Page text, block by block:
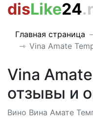
disLike24
Главная страница
Vina Amate
Vina
отзывы и
Вино Вина Амате